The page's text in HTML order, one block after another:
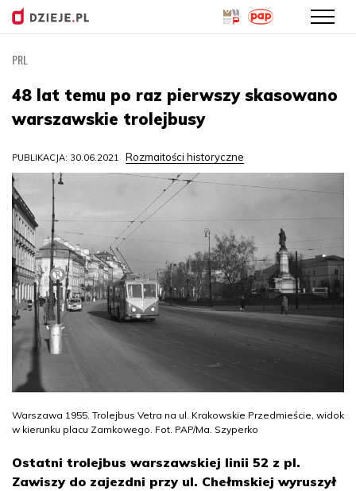
treści
PRL
48 lat temu po raz pierwszy skasowano
warszawskie trolejbusy
PUBLIKACJA: 30.06.2021 Rozmaitości historyczne
Warszawa 1955. Trolejbus Vetra na ul. Krakowskie Przedmieście, widok
w kierunku placu Zamkowego. Fot. PAP/Ma. Szyperko
Ostatni trolejbus warszawskiej linii 52 z pl.
Zawiszy do zajezdni przy ul. Chełmskiej wyruszył